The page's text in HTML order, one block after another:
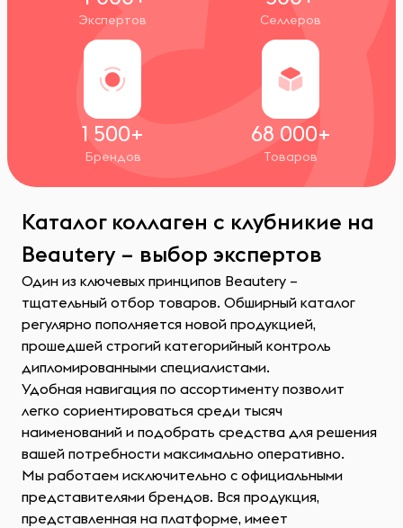
Экспертов Селлеров
1 500+
Брендов
68 000+
Товаров
Каталог коллаген с клубникие на
Beautery – выбор экспертов
Один из ключевых принципов Beautery –
тщательный отбор товаров. Обширный каталог
регулярно пополняется новой продукцией,
прошедшей строгий категорийный контроль
дипломированными специалистами.
Удобная навигация по ассортименту позволит
легко сориентироваться среди тысяч
наименований и подобрать средства для решения
вашей потребности максимально оперативно.
Мы работаем исключительно с официальными
представителями брендов. Вся продукция,
представленная на платформе, имеет